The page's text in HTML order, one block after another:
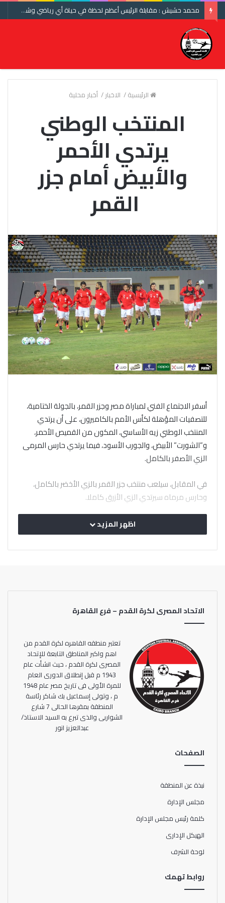
محمد حشيش : مقابلة الرئيس أعظم لحظة في حياة أي رياضي وشكرا اتحاد الكرة ومنتخب مصر
الرئيسية/ الاخبار/ أخبار محلية
المنتخب الوطني
يرتدي الأحمر
والأبيض أمام جزر
القمر
أسفر الاجتماع الفني لمباراة مصر وجزر القمر، بالجولة الختامية،
للتصفيات المؤهلة لكأس الأمم بالكاميرون، على أن يرتدي
المنتخب الوطني زيه الأساسي، المكون من القميص الأحمر،
و”الشورت” الأبيض، والجورب الأسود، فيما يرتدي حارس المرمى
الزي الأصفر بالكامل.
في المقابل، سيلعب منتخب جزر القمر بالزي الأخضر بالكامل،
وحارس مرماه سيرتدي الزي الأزرق كاملا.
اظهر المزيد
الاتحاد المصرى لكرة القدم – فرع القاهرة
تعتبر منطقه القاهره لكرة القدم من
اهم واكبر المناطق التابعة للإتحاد
المصرى لكرة القدم ، حيث انشأت عام
1943 م قبل إنطلاق الدورى العام
للمرة الأولى فى تاريخ مصر عام 1948
م ، وتولى إسماعيل بك شاكر رئاسة
المنطقة بمقرها الحالى 7 شارع
الشواربى والذى تبرع به السيد الاستاذ/
عبدالعزيز انور
الصفحات
نبذة عن المنطقة
مجلس الإدارة
كلمة رئيس مجلس الإدارة
الهيكل الإدارى
لوحة الشرف
روابط تهمك